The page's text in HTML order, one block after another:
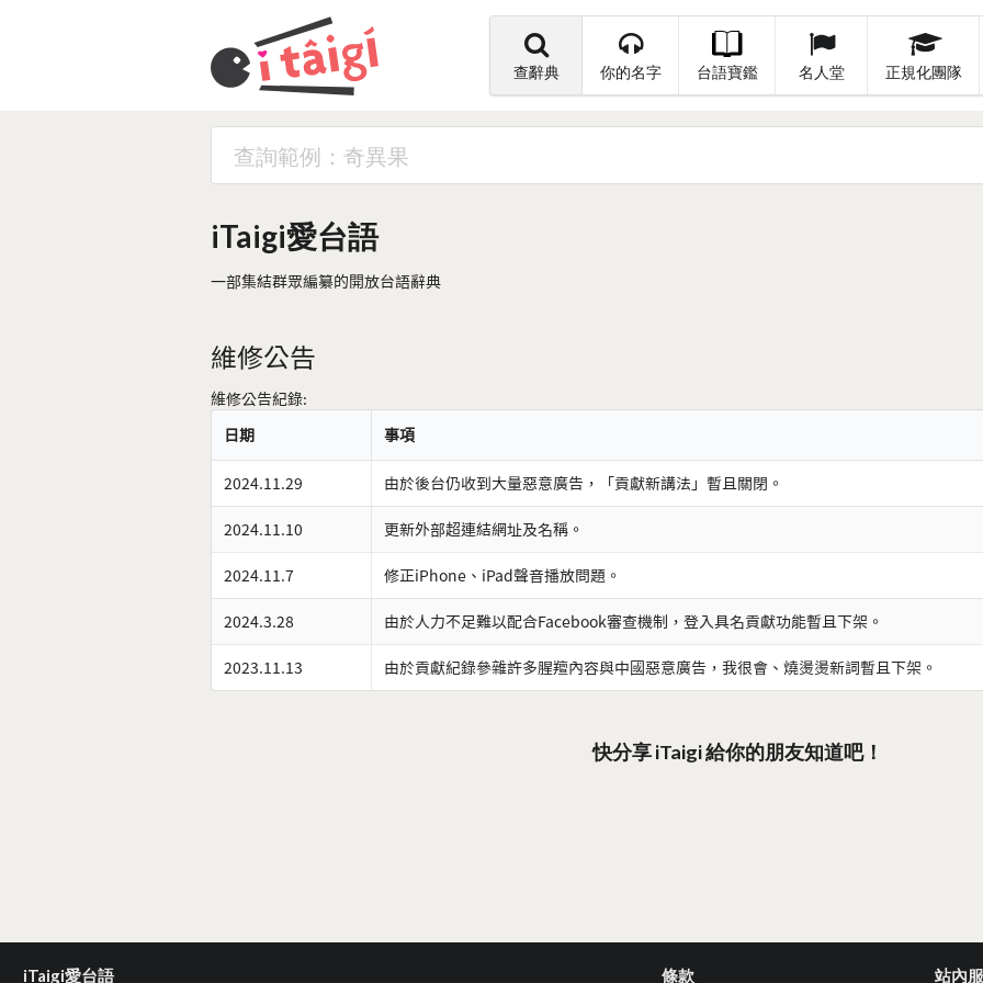
查辭典 你的名字 台語寶鑑 名人堂 正規化團隊
iTaigi愛台語
一部集結群眾編纂的開放台語辭典
維修公告
維修公告紀錄:
日期
事項
2024.11.29 由於後台仍收到大量惡意廣告，「貢獻新講法」暫且關閉。
2024.11.10 更新外部超連結網址及名稱。
2024.11.7 修正iPhone、iPad聲音播放問題。
2024.3.28 由於人力不足難以配合Facebook審查機制，登入具名貢獻功能暫且下架。
2023.11.13 由於貢獻紀錄參雜許多腥羶內容與中國惡意廣告，我很會、燒燙燙新詞暫且下架。
快分享 iTaigi 給你的朋友知道吧！
iTaigi愛台語 條款 站內